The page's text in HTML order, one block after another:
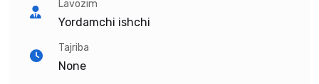
Lavozim
Yordamchi ishchi
Tajriba
None